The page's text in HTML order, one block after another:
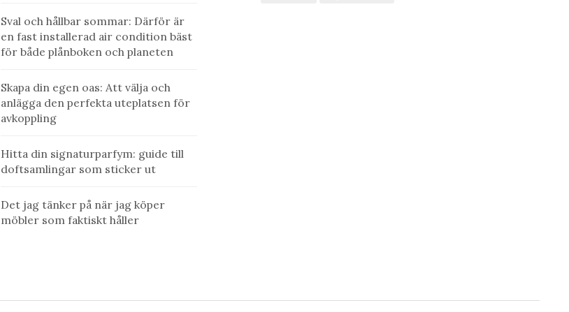
Sval och hållbar sommar: Därför är
en fast installerad air condition bäst
för både plånboken och planeten
Skapa din egen oas: Att välja och
anlägga den perfekta uteplatsen för
avkoppling
Hitta din signaturparfym: guide till
doftsamlingar som sticker ut
Det jag tänker på när jag köper
möbler som faktiskt håller